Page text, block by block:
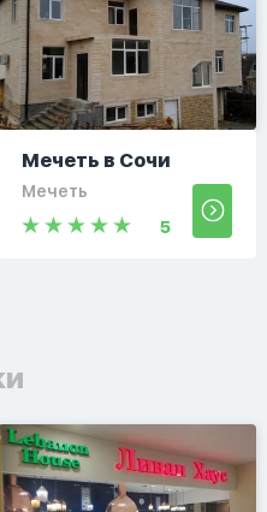
Мечеть в Сочи
Мечеть
5